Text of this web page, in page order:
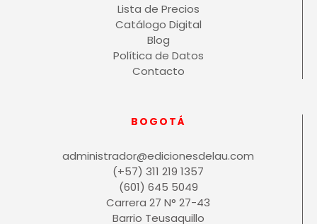
Lista de Precios
Catálogo Digital
Blog
Política de Datos
Contacto
BOGOTÁ
administrador@edicionesdelau.com
(+57) 311 219 1357
(601) 645 5049
Carrera 27 N° 27-43
Barrio Teusaquillo